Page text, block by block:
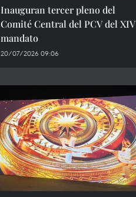
Inauguran tercer pleno del
Comité Central del PCV del XIV
mandato
20/07/2026 09:06